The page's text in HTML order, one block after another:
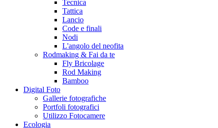
Tecnica
Tattica
Lancio
Code e finali
Nodi
L'angolo del neofita
Rodmaking & Fai da te
Fly Bricolage
Rod Making
Bamboo
Digital Foto
Gallerie fotografiche
Portfoli fotografici
Utilizzo Fotocamere
Ecologia